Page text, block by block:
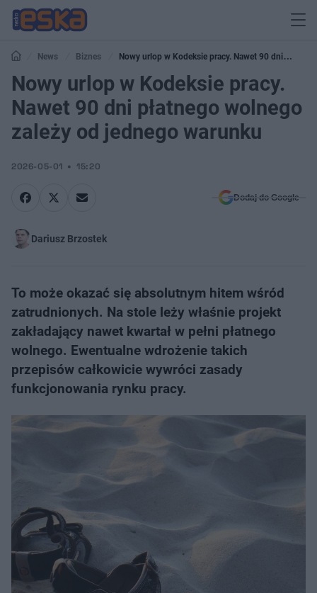
News Biznes
Nowy urlop w Kodeksie pracy. Nawet 90 dni
płatnego wolnego zależy od jednego warunku
Nowy urlop w Kodeksie pracy.
Nawet 90 dni płatnego wolnego
zależy od jednego warunku
2026-05-01 15:20
Dodaj do Google
Dariusz Brzostek
To może okazać się absolutnym hitem wśród
zatrudnionych. Na stole leży właśnie projekt
zakładający nawet kwartał w pełni płatnego
wolnego. Ewentualne wdrożenie takich
przepisów całkowicie wywróci zasady
funkcjonowania rynku pracy.